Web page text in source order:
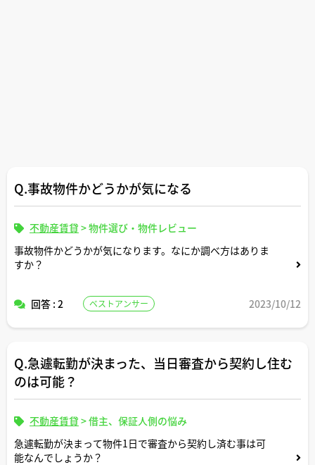
Q.事故物件かどうかが気になる
不動産賃貸 >物件選び・物件レビュー
事故物件かどうかが気になります。なにか調べ方はありま
すか？
回答 : 2 ベストアンサー 2023/10/12
Q.急遽転勤が決まった、当日審査から契約し住む
のは可能？
不動産賃貸 >借主、保証人側の悩み
急遽転勤が決まって物件1日で審査から契約し済む事は可
能なんでしょうか？